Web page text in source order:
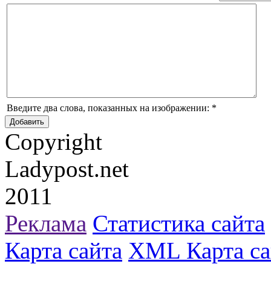
Введите два слова, показанных на изображении: *
Copyright
Ladypost.net
2011
Реклама Статистика сайта
Карта сайта XML Карта